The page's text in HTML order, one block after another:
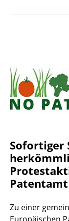
Sofortiger
Zu einer